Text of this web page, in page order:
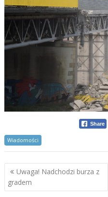
Share
Wiadomości
Nawigacja
wpisu
Uwaga! Nadchodzi burza z
gradem